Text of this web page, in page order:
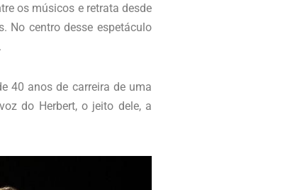
os músicos e retrata desde
No centro desse espetáculo
40 anos de carreira de uma
do Herbert, o jeito dele, a